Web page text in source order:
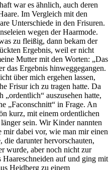
war es ähnlich, auch deren
Im Vergleich mit den
Unterschiede in den Frisuren.
wegen der Haarmode.
zu fleißig, dann bekam der
Ergebnis, weil er nicht
Mutter mit den Worten:
Das
das Ergebnis hinweggegangen.
über mich ergehen lassen,
Frisur ich zu tragen hatte. Da
ordentlich
auszusehen hatte,
Faconschnitt
in Frage. An
kurz, mit einem ordentlichen
sein. Wir Kinder nannten
mir dabei vor, wie man mir einen
die darunter hervorschauten,
wurde, aber noch nicht zur
auf und ging mit
Heidberg zu einem